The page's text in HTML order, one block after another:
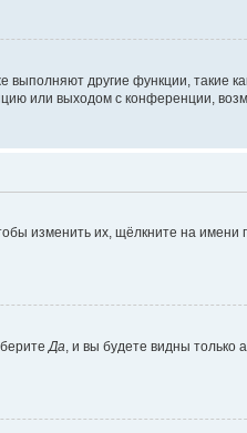
другие функции, такие
или выходом с конференции,
изменить их, щёлкните на имени
Да , и вы будете видны